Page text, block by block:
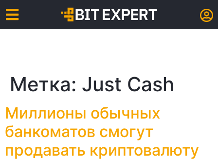
Метка: Just Cash
Миллионы обычных
банкоматов смогут
продавать криптовалюту